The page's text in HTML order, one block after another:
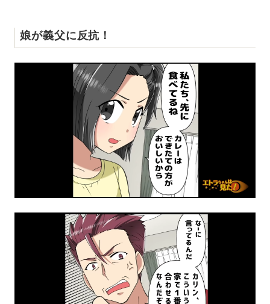
娘が義父に反抗！